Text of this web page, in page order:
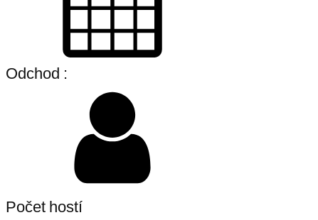
Odchod :
Počet hostí